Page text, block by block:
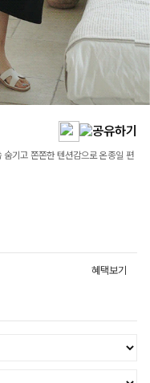
기고 쫀쫀한 텐션감으로 온종일 편
혜택보기